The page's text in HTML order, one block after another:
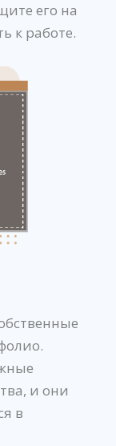
его на
к работе.
и они
в